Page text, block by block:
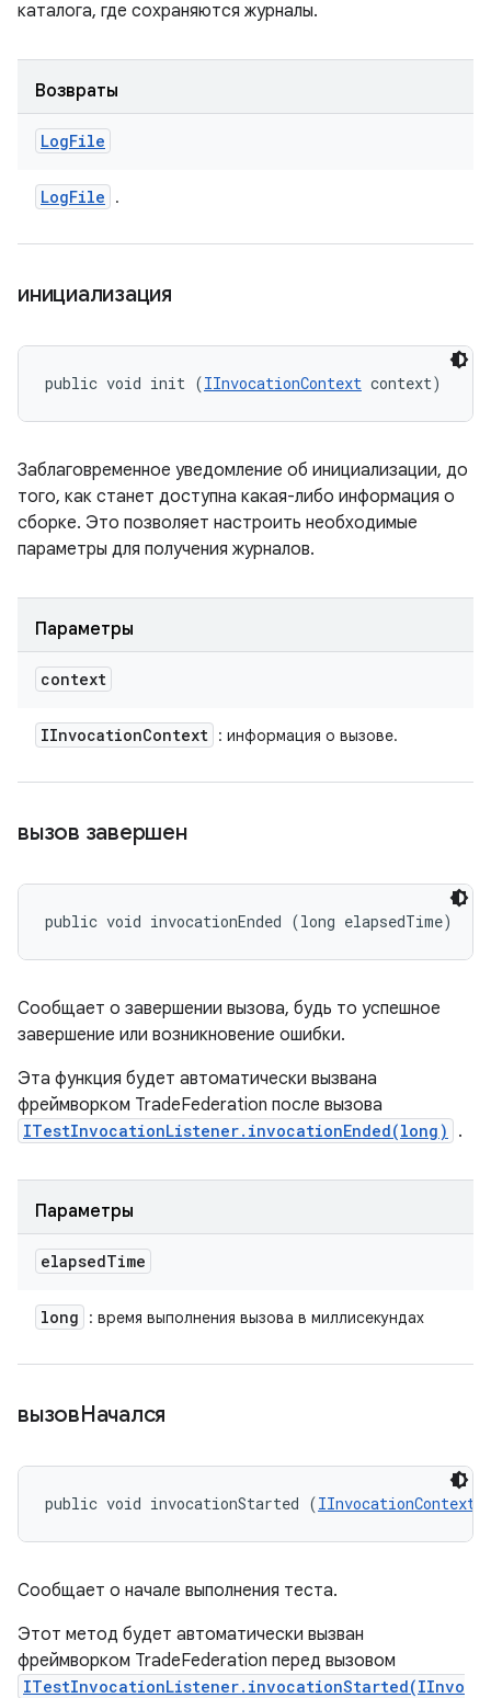
каталога, где сохраняются журналы.
Возвраты
LogFile
LogFile .
инициализация
public void init (IInvocationContext context)
Заблаговременное уведомление об инициализации, до
того, как станет доступна какая-либо информация о
сборке. Это позволяет настроить необходимые
параметры для получения журналов.
Параметры
context
IInvocationContext : информация о вызове.
вызов завершен
public void invocationEnded (long elapsedTime)
Сообщает о завершении вызова, будь то успешное
завершение или возникновение ошибки.
Эта функция будет автоматически вызвана
фреймворком TradeFederation после вызова
ITestInvocationListener.invocationEnded(long) .
Параметры
elapsedTime
long : время выполнения вызова в миллисекундах
вызовНачался
public void invocationStarted (IInvocationContext
Сообщает о начале выполнения теста.
Этот метод будет автоматически вызван
фреймворком TradeFederation перед вызовом
ITestInvocationListener.invocationStarted(IInvo